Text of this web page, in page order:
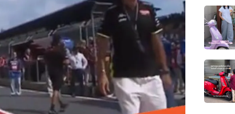
Baru
Punya
bestie
yang
Tag
Vespa
LX
kini
hadir
dengan
150cc
tiba
di
Semoga
bisa
beli
Vespa